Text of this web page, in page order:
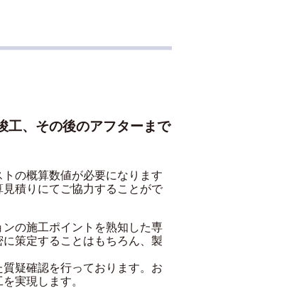
工、その後のアフターまで
の概算数値が必要になります
積りにてご協力することがで
の施工ポイントを熟知した専
策定することはもちろん、製
疑確認を行っております。お
実現します。